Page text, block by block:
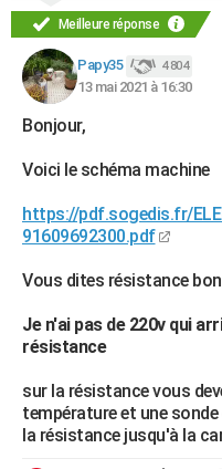
S'inscrire
Se connecter
Lycées
Collèges
Primaires
Universités
Entreprises
Service militaire
Avis de recherche
FORUM
Bricolage
Lifestyle
Culture
Sport
Auto
Television
Voyage
Cinema
Meilleure réponse
Papy35 4 804
13 mai 2021 à 16:30
Bonjour,
Voici le schéma machine
https://pdf.sogedis.fr/
91609692300.pdf
Vous dites résistance
Je n'ai pas de 220v qui
résistance
sur la résistance vous
température et une
la résistance jusqu'à la